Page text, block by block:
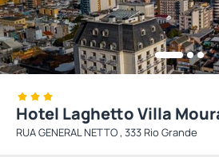
Hotel Laghetto Villa
RUA GENERAL NETTO , 333 Rio Grande